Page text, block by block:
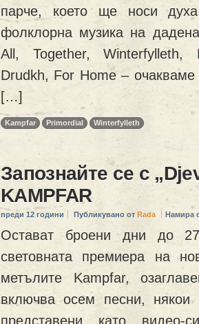
парче, което ще носи
фолклорна музика на
All, Together, Winterfylleth,
Drudkh, For Home – очакваме
[…]
Kampfar Primordial Winterfylleth
Запознайте се с
KAMPFAR
преди 12 години Публикувано от Rada Намира
Остават броени дни до
световната премиера на
метълите Kampfar,
включва осем песни, някои
представени като видео-